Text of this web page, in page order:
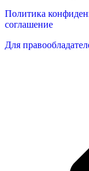
Политика
соглашение
Для